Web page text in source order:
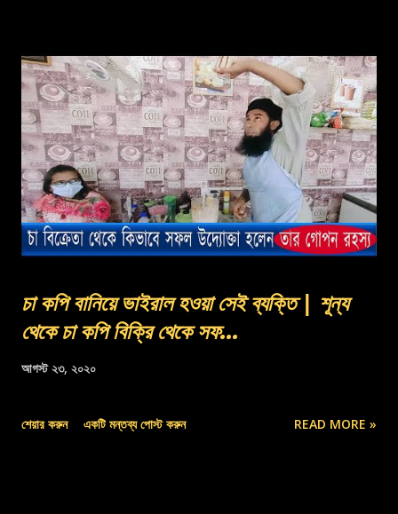
চা কপি বানিয়ে ভাইরাল হওয়া সেই ব্যক্তি | শূন্য
থেকে চা কপি বিক্রি থেকে সফ...
আগস্ট ২৩, ২০২০
শেয়ার করুন একটি মন্তব্য পোস্ট করুন READ MORE »